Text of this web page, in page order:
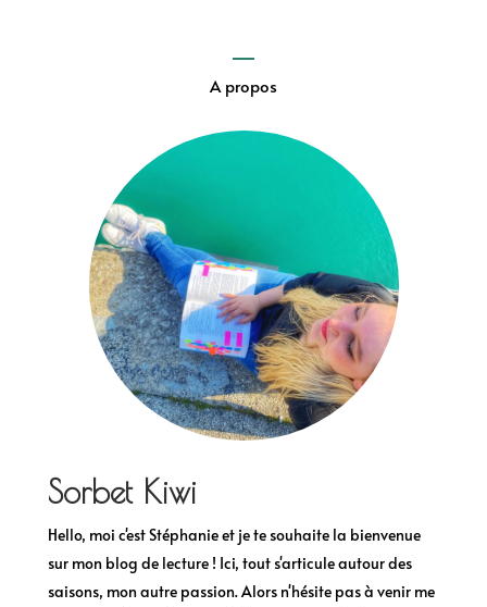
A propos
Sorbet Kiwi
Hello, moi c'est Stéphanie et je te souhaite la bienvenue
sur mon blog de lecture ! Ici, tout s'articule autour des
saisons, mon autre passion. Alors n'hésite pas à venir me